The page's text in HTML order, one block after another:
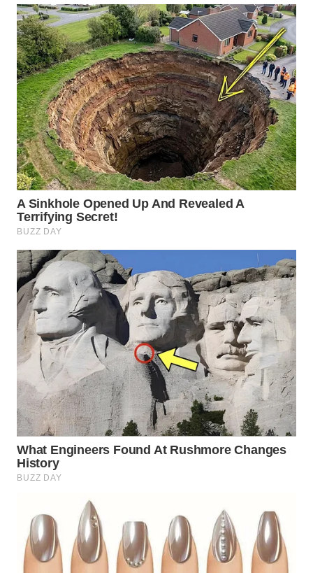
WN
MANDALIKA
WN
LIKUPANG
WN
LABUANBAJO
WN
BORNEO
Wahana
Media
WAHANA
NEWS
WAHANA
TANI
WAHANA
ADVOKAT
WAHANA
INFRASTRUKTUR
WAHANA
WAHANA
LISTRIK